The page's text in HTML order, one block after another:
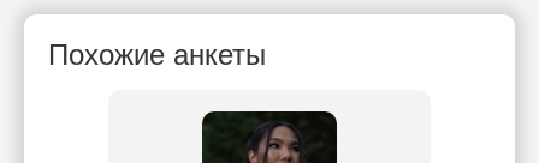
Похожие анкеты